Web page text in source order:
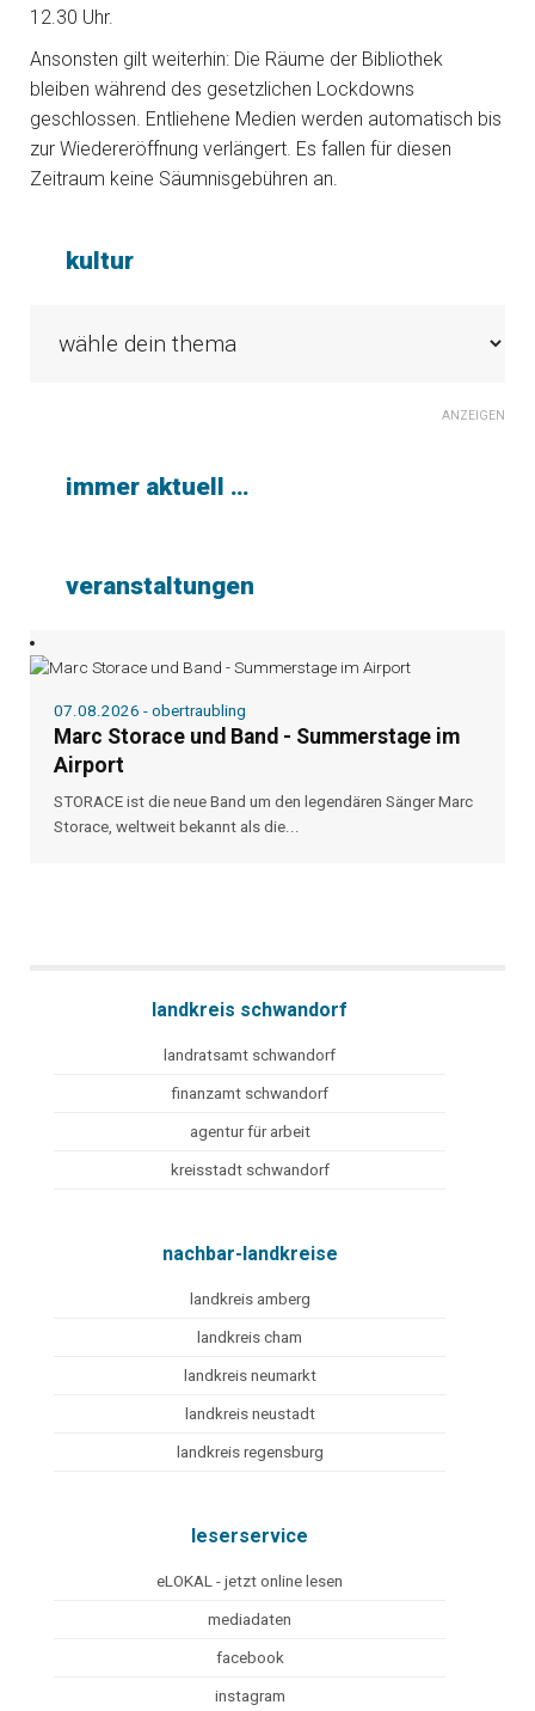
12.30 Uhr.
Ansonsten gilt weiterhin: Die Räume der Bibliothek
bleiben während des gesetzlichen Lockdowns
geschlossen. Entliehene Medien werden automatisch bis
zur Wiedereröffnung verlängert. Es fallen für diesen
Zeitraum keine Säumnisgebühren an.
kultur
ANZEIGEN
immer aktuell …
veranstaltungen
07.08.2026 - obertraubling
Marc Storace und Band - Summerstage im
Airport
STORACE ist die neue Band um den legendären Sänger Marc
Storace, weltweit bekannt als die...
landkreis schwandorf
landratsamt schwandorf
finanzamt schwandorf
agentur für arbeit
kreisstadt schwandorf
nachbar-landkreise
landkreis amberg
landkreis cham
landkreis neumarkt
landkreis neustadt
landkreis regensburg
leserservice
eLOKAL - jetzt online lesen
mediadaten
facebook
instagram